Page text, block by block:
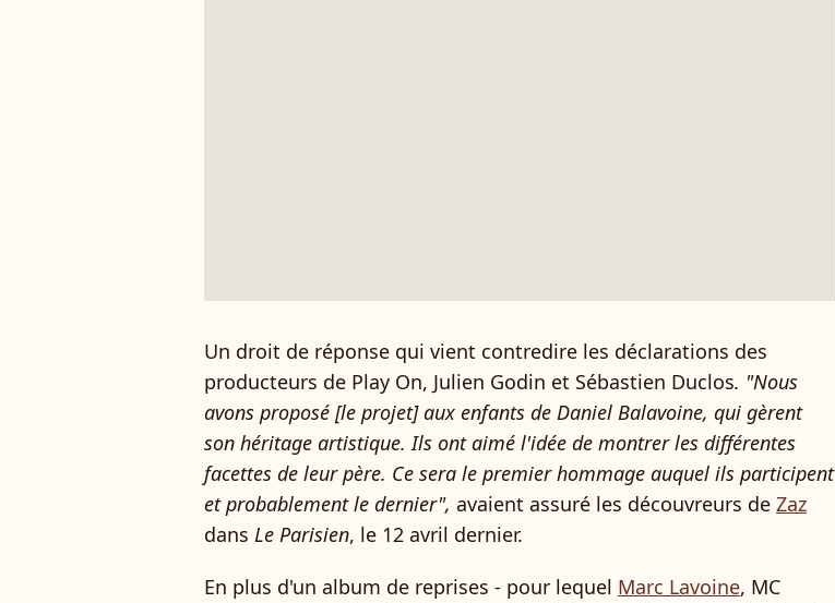
Un droit de réponse qui vient contredire les déclarations des
producteurs de Play On, Julien Godin et Sébastien Duclos. "Nous
avons proposé [le projet] aux enfants de Daniel Balavoine, qui gèrent
son héritage artistique. Ils ont aimé l'idée de montrer les différentes
facettes de leur père. Ce sera le premier hommage auquel ils participent
et probablement le dernier", avaient assuré les découvreurs de Zaz
dans Le Parisien, le 12 avril dernier.
En plus d'un album de reprises - pour lequel Marc Lavoine, MC